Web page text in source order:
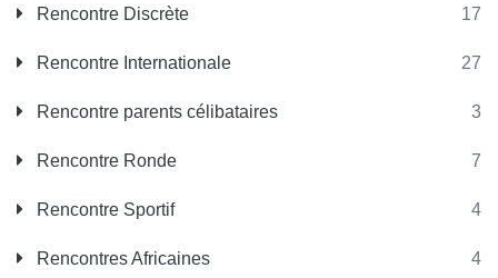
Rencontre Discrète 17
Rencontre Internationale 27
Rencontre parents célibataires 3
Rencontre Ronde 7
Rencontre Sportif 4
Rencontres Africaines 4